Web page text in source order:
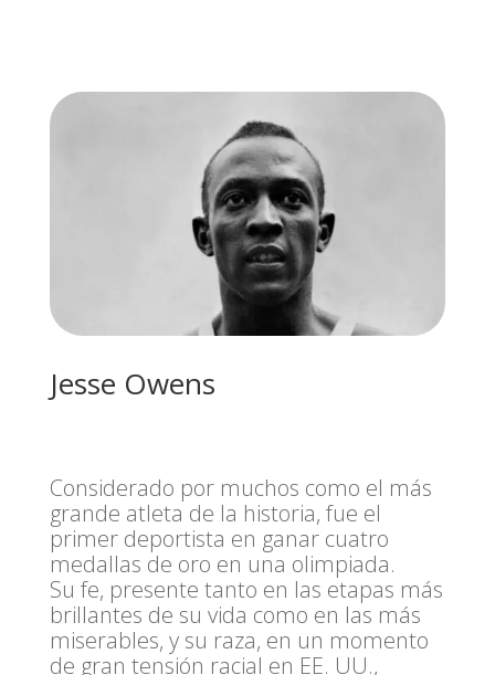
Jesse Owens
Considerado por muchos como el más
grande atleta de la historia, fue el
primer deportista en ganar cuatro
medallas de oro en una olimpiada.
Su fe, presente tanto en las etapas más
brillantes de su vida como en las más
miserables, y su raza, en un momento
de gran tensión racial en EE. UU.,